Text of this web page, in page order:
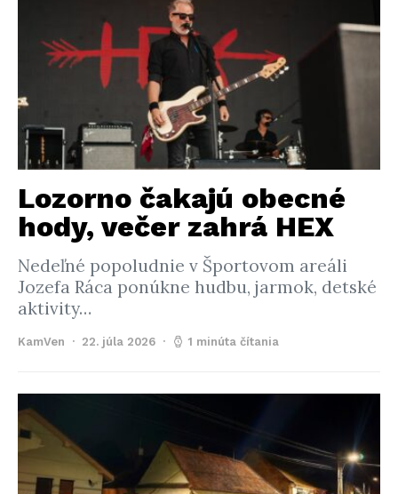
Lozorno čakajú obecné
hody, večer zahrá HEX
Nedeľné popoludnie v Športovom areáli
Jozefa Ráca ponúkne hudbu, jarmok, detské
aktivity…
KamVen 22. júla 2026 1 minúta čítania